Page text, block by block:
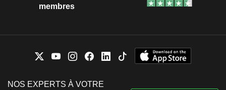
membres
NOS EXPERTS À VOTRE